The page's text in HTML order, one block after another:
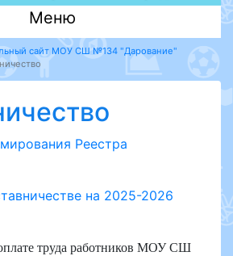
Меню
сайт МОУ СШ №134 "Дарование"
Реестра
на 2025-2026
труда работников МОУ СШ